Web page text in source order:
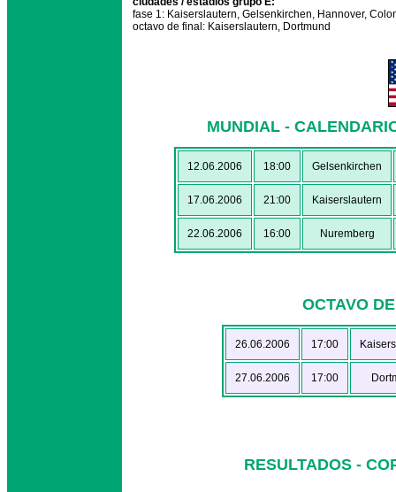
fase 1: Kaiserslautern, Gelsenkirchen, Hannover,
octavo de final: Kaiserslautern, Dortmund
MUNDIAL -
12.06.2006 18:00 Gelsenkirchen
17.06.2006 21:00 Kaiserslautern
22.06.2006 16:00 Nuremberg
OCTAVO
26.06.2006 17:00
27.06.2006 17:00
RESULTADOS -